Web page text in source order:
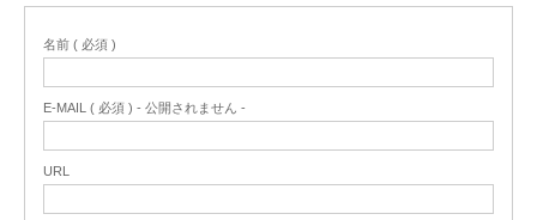
名前 ( 必須 )
E-MAIL ( 必須 ) - 公開されません -
URL